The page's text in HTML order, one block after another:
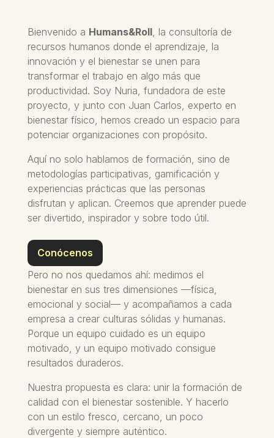
Bienvenido a Humans&Roll, la consultoría de
recursos humanos donde el aprendizaje, la
innovación y el bienestar se unen para
transformar el trabajo en algo más que
productividad. Soy Nuria, fundadora de este
proyecto, y junto con Juan Carlos, experto en
bienestar físico, hemos creado un espacio para
potenciar organizaciones con propósito.
Aquí no solo hablamos de formación, sino de
metodologías participativas, gamificación y
experiencias prácticas que las personas
disfrutan y aplican. Creemos que aprender puede
ser divertido, inspirador y sobre todo útil.
Conócenos
Pero no nos quedamos ahí: medimos el
bienestar en sus tres dimensiones —física,
emocional y social— y acompañamos a cada
empresa a crear culturas sólidas y humanas.
Porque un equipo cuidado es un equipo
motivado, y un equipo motivado consigue
resultados duraderos.
Nuestra propuesta es clara: unir la formación de
calidad con el bienestar sostenible. Y hacerlo
con un estilo fresco, cercano, un poco
divergente y siempre auténtico.